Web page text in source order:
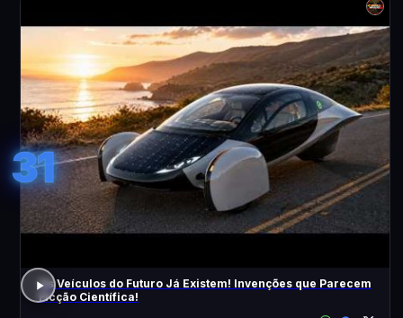
31
Os Veículos do Futuro Já Existem! Invenções que Parecem
Ficção Científica!